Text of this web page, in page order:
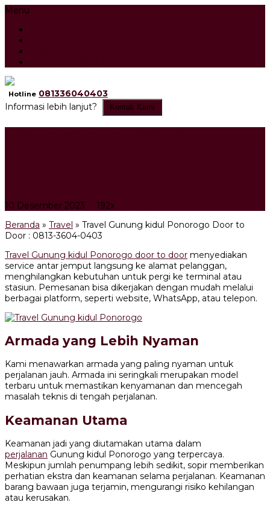
Menu
Hotline 081336040403
Informasi lebih lanjut?
Kontak Kami
10 Desember 2023 192x
Beranda » Travel » Travel Gunung kidul Ponorogo Door to
Door : 0813-3604-0403
Travel Gunung kidul Ponorogo door to door menyediakan
service antar jemput langsung ke alamat pelanggan,
menghilangkan kebutuhan untuk pergi ke terminal atau
stasiun. Pemesanan bisa dikerjakan dengan mudah melalui
berbagai platform, seperti website, WhatsApp, atau telepon.
Armada yang Lebih Nyaman
Kami menawarkan armada yang paling nyaman untuk
perjalanan jauh. Armada ini seringkali merupakan model
terbaru untuk memastikan kenyamanan dan mencegah
masalah teknis di tengah perjalanan.
Keamanan Utama
Keamanan jadi yang diutamakan utama dalam
perjalanan Gunung kidul Ponorogo yang terpercaya.
Meskipun jumlah penumpang lebih sedikit, sopir memberikan
perhatian ekstra dan keamanan selama perjalanan. Keamanan
barang bawaan juga terjamin, mengurangi risiko kehilangan
atau kerusakan.